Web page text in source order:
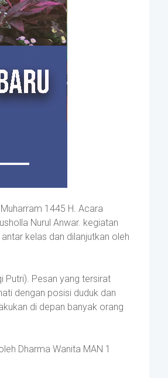
1445 H. Acara
Nurul Anwar. kegiatan
kelas dan dilanjutkan oleh
Putri). Pesan yang tersirat
dengan posisi duduk dan
di depan banyak orang
Dharma Wanita MAN 1